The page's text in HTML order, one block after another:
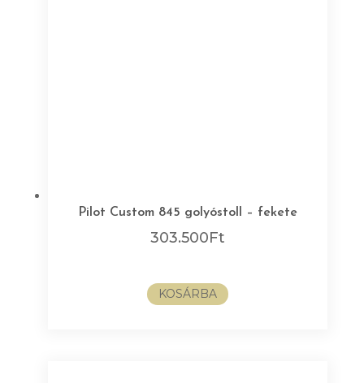
Pilot Custom 845 golyóstoll – fekete
303.500Ft
KOSÁRBA